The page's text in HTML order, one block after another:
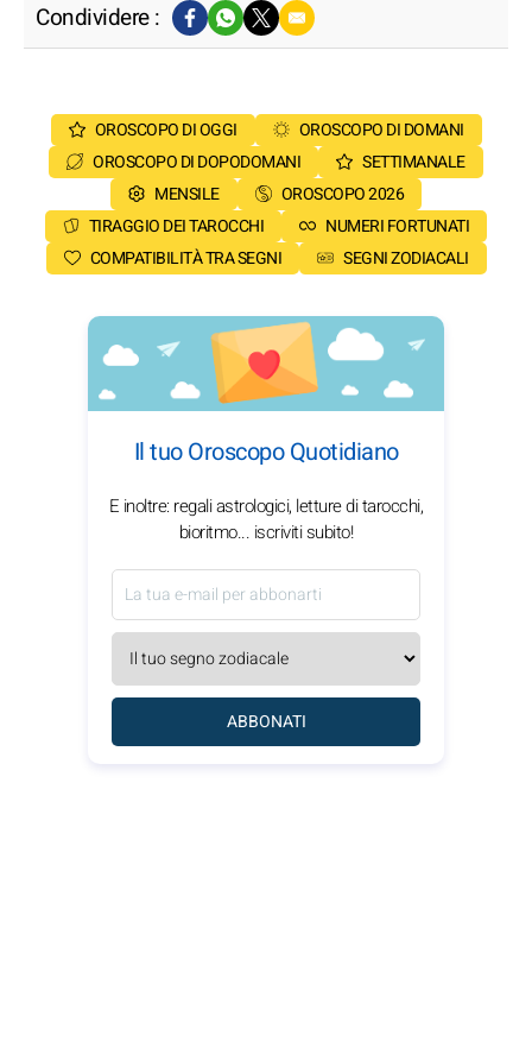
Condividere :
OROSCOPO DI OGGI
OROSCOPO DI DOMANI
OROSCOPO DI DOPODOMANI
SETTIMANALE
MENSILE
OROSCOPO 2026
TIRAGGIO DEI TAROCCHI
NUMERI FORTUNATI
COMPATIBILITÀ TRA SEGNI
SEGNI ZODIACALI
Il tuo Oroscopo Quotidiano
E inoltre: regali astrologici, letture di tarocchi,
bioritmo... iscriviti subito!
ABBONATI